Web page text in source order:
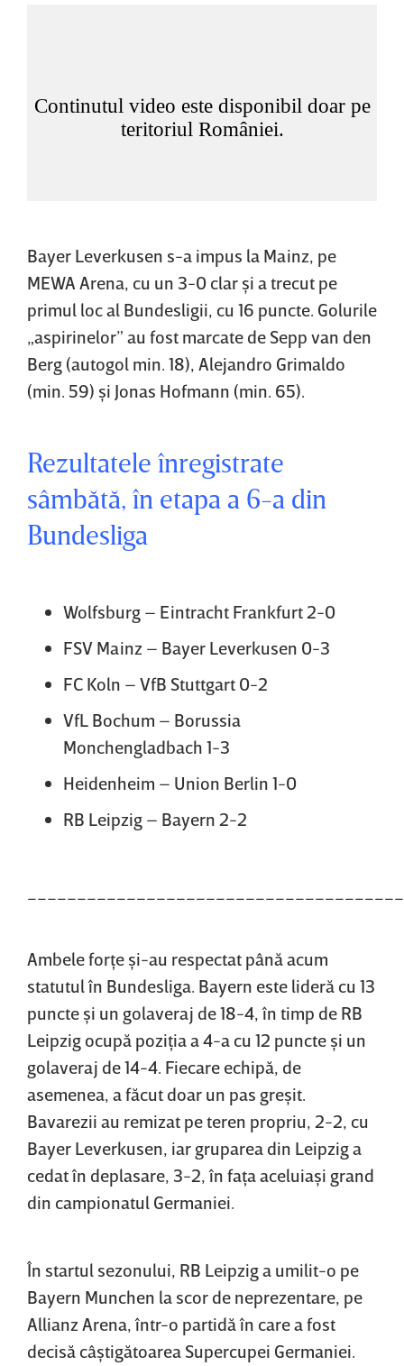
Bayer Leverkusen s-a impus la Mainz, pe
MEWA Arena, cu un 3-0 clar şi a trecut pe
primul loc al Bundesligii, cu 16 puncte. Golurile
„aspirinelor” au fost marcate de Sepp van den
Berg (autogol min. 18), Alejandro Grimaldo
(min. 59) şi Jonas Hofmann (min. 65).
Rezultatele înregistrate
sâmbătă, în etapa a 6-a din
Bundesliga
Wolfsburg – Eintracht Frankfurt 2-0
FSV Mainz – Bayer Leverkusen 0-3
FC Koln – VfB Stuttgart 0-2
VfL Bochum – Borussia
Monchengladbach 1-3
Heidenheim – Union Berlin 1-0
RB Leipzig – Bayern 2-2
Ambele forţe şi-au respectat până acum
statutul în Bundesliga. Bayern este lideră cu 13
puncte şi un golaveraj de 18-4, în timp de RB
Leipzig ocupă poziţia a 4-a cu 12 puncte şi un
golaveraj de 14-4. Fiecare echipă, de
asemenea, a făcut doar un pas greşit.
Bavarezii au remizat pe teren propriu, 2-2, cu
Bayer Leverkusen, iar gruparea din Leipzig a
cedat în deplasare, 3-2, în faţa aceluiaşi grand
din campionatul Germaniei.
În startul sezonului, RB Leipzig a umilit-o pe
Bayern Munchen la scor de neprezentare, pe
Allianz Arena, într-o partidă în care a fost
decisă câştigătoarea Supercupei Germaniei.